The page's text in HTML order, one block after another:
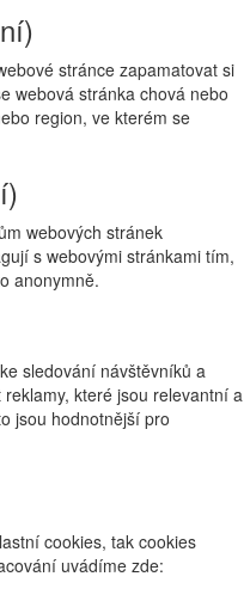
stránce zapamatovat si
webová stránka chová nebo
region, ve kterém se
webových stránek
s webovými stránkami tím,
anonymně.
sledování návštěvníků a
které jsou relevantní a
jsou hodnotnější pro
cookies, tak cookies
uvádíme zde: